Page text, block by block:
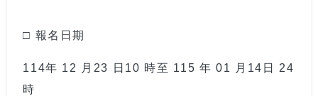
□ 報名日期
114年 12 月23 日10 時至 115 年 01 月14日 24
時